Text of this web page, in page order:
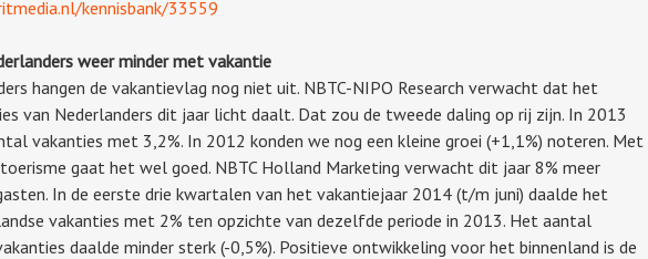
kennisbank/33559
weer minder met vakantie
hangen de vakantievlag nog niet uit. NBTC-NIPO Research verwacht dat het
van Nederlanders dit jaar licht daalt. Dat zou de tweede daling op rij zijn. In 2013
vakanties met 3,2%. In 2012 konden we nog een kleine groei (+1,1%) noteren. Met
gaat het wel goed. NBTC Holland Marketing verwacht dit jaar 8% meer
In de eerste drie kwartalen van het vakantiejaar 2014 (t/m juni) daalde het
vakanties met 2% ten opzichte van dezelfde periode in 2013. Het aantal
daalde minder sterk (-0,5%). Positieve ontwikkeling voor het binnenland is de